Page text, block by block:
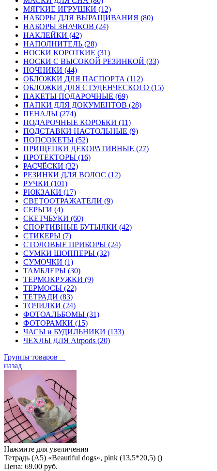
МЯГКИЕ ИГРУШКИ (12)
НАБОРЫ ДЛЯ ВЫРАЩИВАНИЯ (80)
НАБОРЫ ЗНАЧКОВ (24)
НАКЛЕЙКИ (42)
НАПОЛНИТЕЛЬ (28)
НОСКИ КОРОТКИЕ (31)
НОСКИ С ВЫСОКОЙ РЕЗИНКОЙ (33)
НОЧНИКИ (44)
ОБЛОЖКИ ДЛЯ ПАСПОРТА (112)
ОБЛОЖКИ ДЛЯ СТУДЕНЧЕСКОГО (15)
ПАКЕТЫ ПОДАРОЧНЫЕ (69)
ПАПКИ ДЛЯ ДОКУМЕНТОВ (28)
ПЕНАЛЫ (274)
ПОДАРОЧНЫЕ КОРОБКИ (11)
ПОДСТАВКИ НАСТОЛЬНЫЕ (9)
ПОПСОКЕТЫ (52)
ПРИЩЕПКИ ДЕКОРАТИВНЫЕ (27)
ПРОТЕКТОРЫ (16)
РАСЧЁСКИ (32)
РЕЗИНКИ ДЛЯ ВОЛОС (12)
РУЧКИ (101)
РЮКЗАКИ (17)
СВЕТООТРАЖАТЕЛИ (9)
СЕРЬГИ (4)
СКЕТЧБУКИ (60)
СПОРТИВНЫЕ БУТЫЛКИ (42)
СТИКЕРЫ (7)
СТОЛОВЫЕ ПРИБОРЫ (24)
СУМКИ ШОППЕРЫ (32)
СУМОЧКИ (1)
ТАМБЛЕРЫ (30)
ТЕРМОКРУЖКИ (9)
ТЕРМОСЫ (22)
ТЕТРАДИ (83)
ТОЧИЛКИ (24)
ФОТОАЛЬБОМЫ (31)
ФОТОРАМКИ (15)
ЧАСЫ и БУДИЛЬНИКИ (133)
ЧЕХЛЫ ДЛЯ Airpods (20)
Группы товаров
назад
Нажмите для увеличения
Тетрадь (A5) «Beautiful dogs», pink (13,5*20,5) ()
Цена: 69.00 руб.